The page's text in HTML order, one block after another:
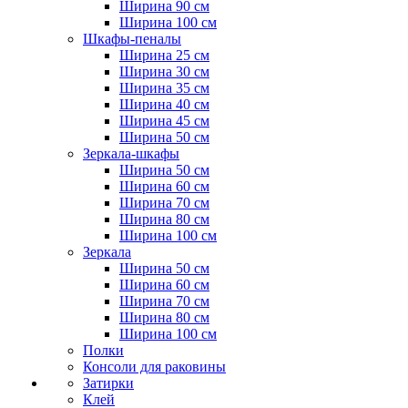
Ширина 90 см
Ширина 100 см
Шкафы-пеналы
Ширина 25 см
Ширина 30 см
Ширина 35 см
Ширина 40 см
Ширина 45 см
Ширина 50 см
Зеркала-шкафы
Ширина 50 см
Ширина 60 см
Ширина 70 см
Ширина 80 см
Ширина 100 см
Зеркала
Ширина 50 см
Ширина 60 см
Ширина 70 см
Ширина 80 см
Ширина 100 см
Полки
Консоли для раковины
Затирки
Клей